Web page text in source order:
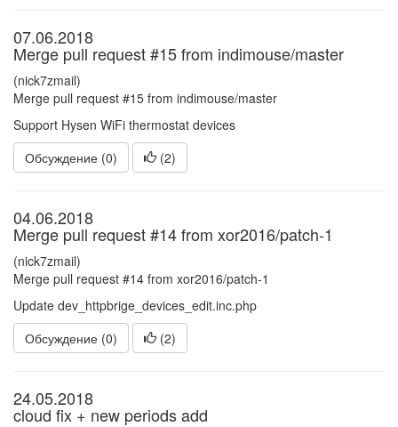
07.06.2018
Merge pull request #15 from indimouse/master
(nick7zmail)
Merge pull request #15 from indimouse/master
Support Hysen WiFi thermostat devices
Обсуждение (0)
(2)
04.06.2018
Merge pull request #14 from xor2016/patch-1
(nick7zmail)
Merge pull request #14 from xor2016/patch-1
Update dev_httpbrige_devices_edit.inc.php
Обсуждение (0)
(2)
24.05.2018
cloud fix + new periods add